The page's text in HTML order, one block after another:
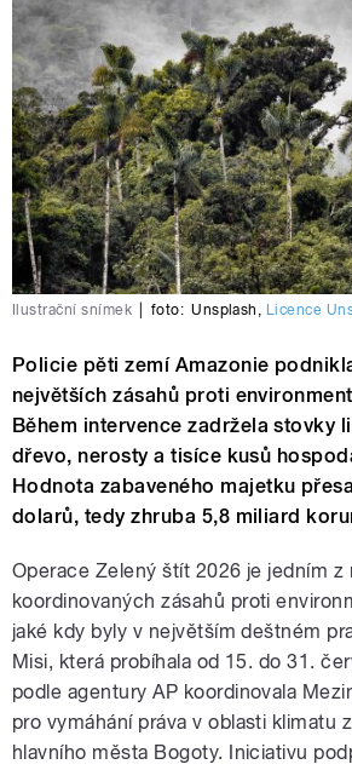
Ilustrační snímek foto: Unsplash , Licence
Policie pěti zemí Amazonie
největších zásahů proti
Během intervence zadržela stovky
dřevo, nerosty a tisíce kusů
Hodnota zabaveného majetku
dolarů, tedy zhruba 5,8 miliard
Operace Zelený štít 2026 je jedním z
koordinovaných zásahů proti
jaké kdy byly v největším deštném
Misi, která probíhala od 15. do 31.
podle agentury AP koordinovala
pro vymáhání práva v oblasti klimatu
hlavního města Bogoty. Iniciativu